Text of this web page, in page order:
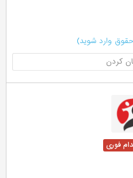
وارد شوید)
کردن